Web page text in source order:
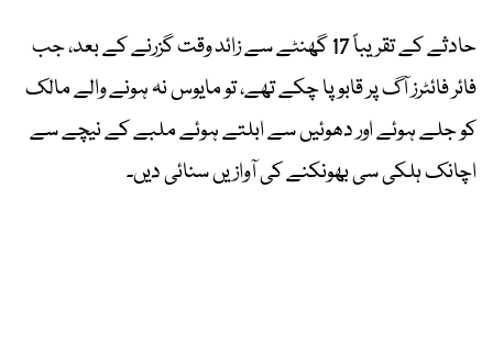
حادثے کے تقریباً 17 گھنٹے سے زائد وقت گزرنے کے بعد، جب
فائر فائٹرز آگ پر قابو پا چکے تھے، تو مایوس نہ ہونے والے مالک
کو جلے ہوئے اور دھوئیں سے ابلتے ہوئے ملبے کے نیچے سے
اچانک ہلکی سی بھونکنے کی آوازیں سنائی دیں۔